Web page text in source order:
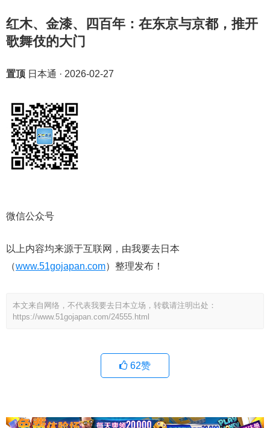
红木、金漆、四百年：在东京与京都，推开
歌舞伎的大门
置顶 日本通 · 2026-02-27
微信公众号
以上内容均来源于互联网，由我要去日本
（www.51gojapan.com）整理发布！
本文来自网络，不代表我要去日本立场，转载请注明出处：
https://www.51gojapan.com/24555.html
62赞